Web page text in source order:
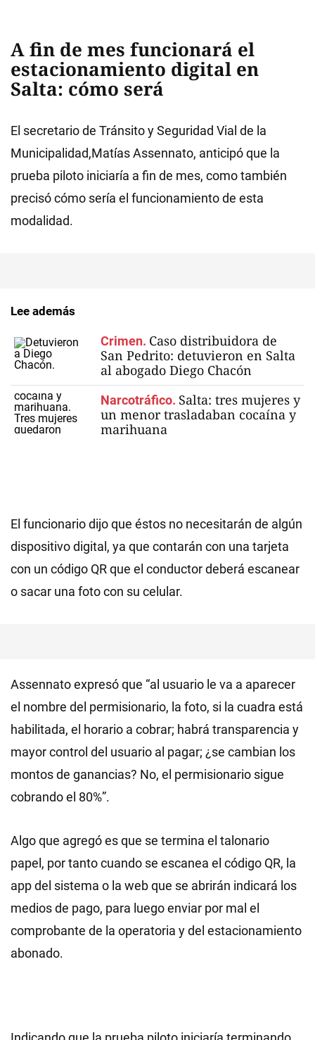
A fin de mes funcionará el
estacionamiento digital en
Salta: cómo será
El secretario de Tránsito y Seguridad Vial de la
Municipalidad,Matías Assennato, anticipó que la
prueba piloto iniciaría a fin de mes, como también
precisó cómo sería el funcionamiento de esta
modalidad.
Lee además
Crimen. Caso distribuidora de
San Pedrito: detuvieron en Salta
al abogado Diego Chacón
Narcotráfico. Salta: tres mujeres y
un menor trasladaban cocaína y
marihuana
El funcionario dijo que éstos no necesitarán de algún
dispositivo digital, ya que contarán con una tarjeta
con un código QR que el conductor deberá escanear
o sacar una foto con su celular.
Assennato expresó que “al usuario le va a aparecer
el nombre del permisionario, la foto, si la cuadra está
habilitada, el horario a cobrar; habrá transparencia y
mayor control del usuario al pagar; ¿se cambian los
montos de ganancias? No, el permisionario sigue
cobrando el 80%”.
Algo que agregó es que se termina el talonario
papel, por tanto cuando se escanea el código QR, la
app del sistema o la web que se abrirán indicará los
medios de pago, para luego enviar por mal el
comprobante de la operatoria y del estacionamiento
abonado.